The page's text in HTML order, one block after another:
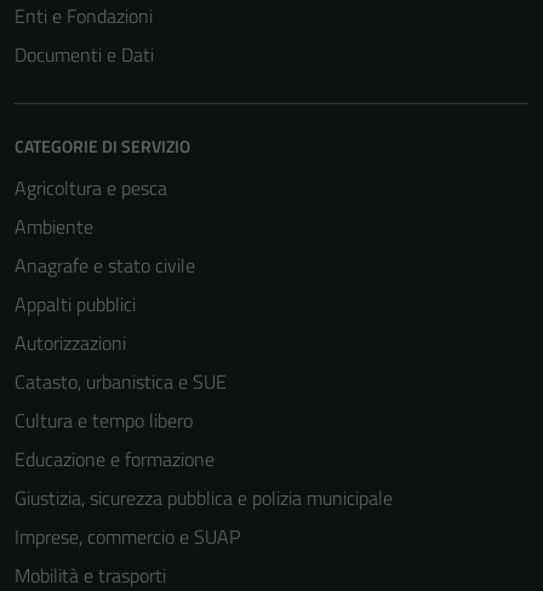
Enti e Fondazioni
Documenti e Dati
CATEGORIE DI SERVIZIO
Agricoltura e pesca
Ambiente
Anagrafe e stato civile
Appalti pubblici
Autorizzazioni
Catasto, urbanistica e SUE
Cultura e tempo libero
Educazione e formazione
Giustizia, sicurezza pubblica e polizia municipale
Imprese, commercio e SUAP
Mobilità e trasporti
sono necessari